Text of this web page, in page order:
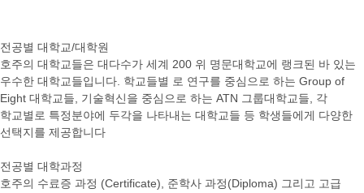
전공별 대학교/대학원
호주의 대학교들은 대다수가 세계 200 위 명문대학교에 랭크된 바 있는
우수한 대학교들입니다. 학교들별 로 연구를 중심으로 하는 Group of
Eight 대학교들, 기술혁신을 중심으로 하는 ATN 그룹대학교들, 각
학교별로 특정분야에 두각을 나타내는 대학교들 등 학생들에게 다양한
선택지를 제공합니다
전공별 대학과정
호주의 수료증 과정 (Certificate), 준학사 과정(Diploma) 그리고 고급